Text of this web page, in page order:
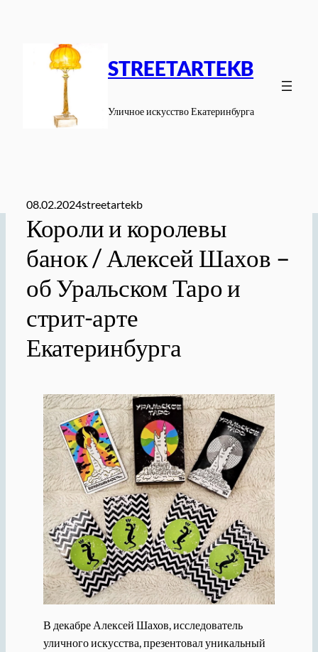
содержимому
STREETARTEKB
Уличное искусство Екатеринбурга
08.02.2024streetartekb
Короли и королевы
банок / Алексей Шахов –
об Уральском Таро и
стрит-арте
Екатеринбурга
В декабре Алексей Шахов, исследователь
уличного искусства, презентовал уникальный